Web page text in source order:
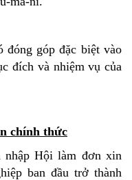
đóng góp đặc biệt vào
đích và nhiệm vụ của
chính thức
nhập Hội làm đơn xin
ban đầu trở thành